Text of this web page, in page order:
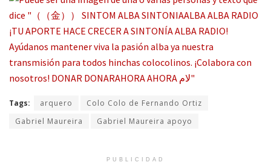
Tags: arquero
Colo Colo de Fernando Ortiz
Gabriel Maureira
Gabriel Maureira apoyo
PUBLICIDAD